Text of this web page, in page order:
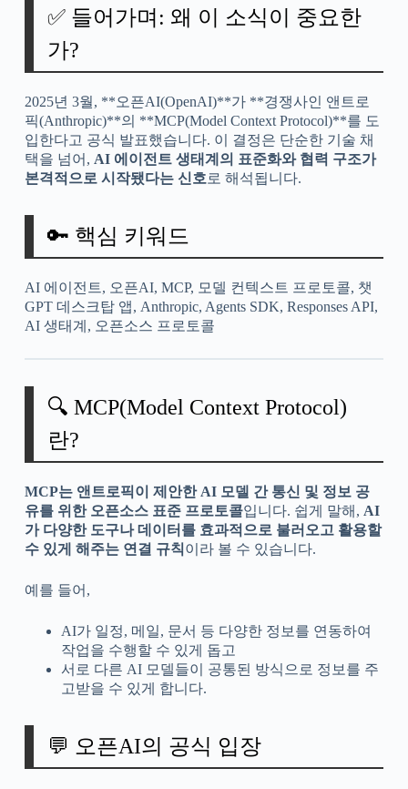
✅ 들어가며: 왜 이 소식이 중요한
가?
2025년 3월, **오픈AI(OpenAI)**가 **경쟁사인 앤트로
픽(Anthropic)**의 **MCP(Model Context Protocol)**를 도
입한다고 공식 발표했습니다. 이 결정은 단순한 기술 채
택을 넘어, AI 에이전트 생태계의 표준화와 협력 구조가
본격적으로 시작됐다는 신호 로 해석됩니다.
🔑 핵심 키워드
AI 에이전트, 오픈AI, MCP, 모델 컨텍스트 프로토콜, 챗
GPT 데스크탑 앱, Anthropic, Agents SDK, Responses API,
AI 생태계, 오픈소스 프로토콜
🔍 MCP(Model Context Protocol)
란?
MCP는 앤트로픽이 제안한 AI 모델 간 통신 및 정보 공
유를 위한 오픈소스 표준 프로토콜입니다. 쉽게 말해, AI
가 다양한 도구나 데이터를 효과적으로 불러오고 활용할
수 있게 해주는 연결 규칙 이라 볼 수 있습니다.
예를 들어,
AI가 일정, 메일, 문서 등 다양한 정보를 연동하여
작업을 수행할 수 있게 돕고
서로 다른 AI 모델들이 공통된 방식으로 정보를 주
고받을 수 있게 합니다.
💬 오픈AI의 공식 입장